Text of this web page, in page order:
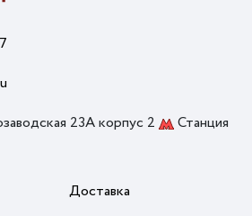
23А корпус 2
Станция
Доставка